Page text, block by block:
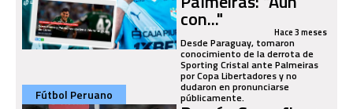
con..." Hace 3 meses
Desde Paraguay, tomaron
conocimiento de la derrota de
Sporting Cristal ante Palmeiras
por Copa Libertadores y no
dudaron en pronunciarse
públicamente.
Fútbol Peruano